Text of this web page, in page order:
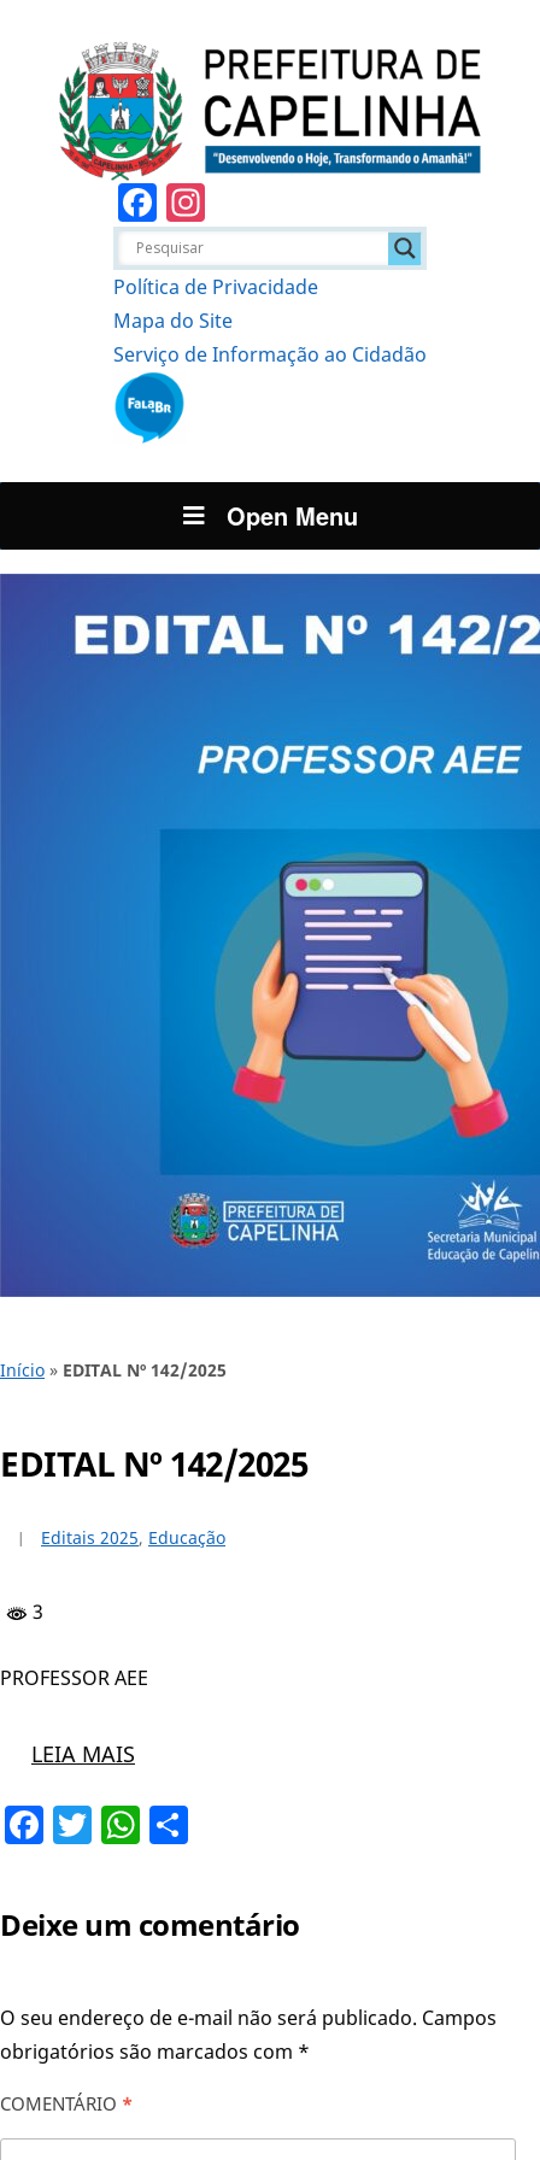
Facebook
Política de Privacidade
Mapa do Site
Serviço de Informação ao Cidadão
Open Menu
Início » EDITAL Nº 142/2025
EDITAL Nº 142/2025
Editais 2025, Educação
3
PROFESSOR AEE
LEIA MAIS
Facebook
TwitterWhatsApp
Deixe um comentário
O seu endereço de e-mail não será publicado. Campos
obrigatórios são marcados com *
COMENTÁRIO *